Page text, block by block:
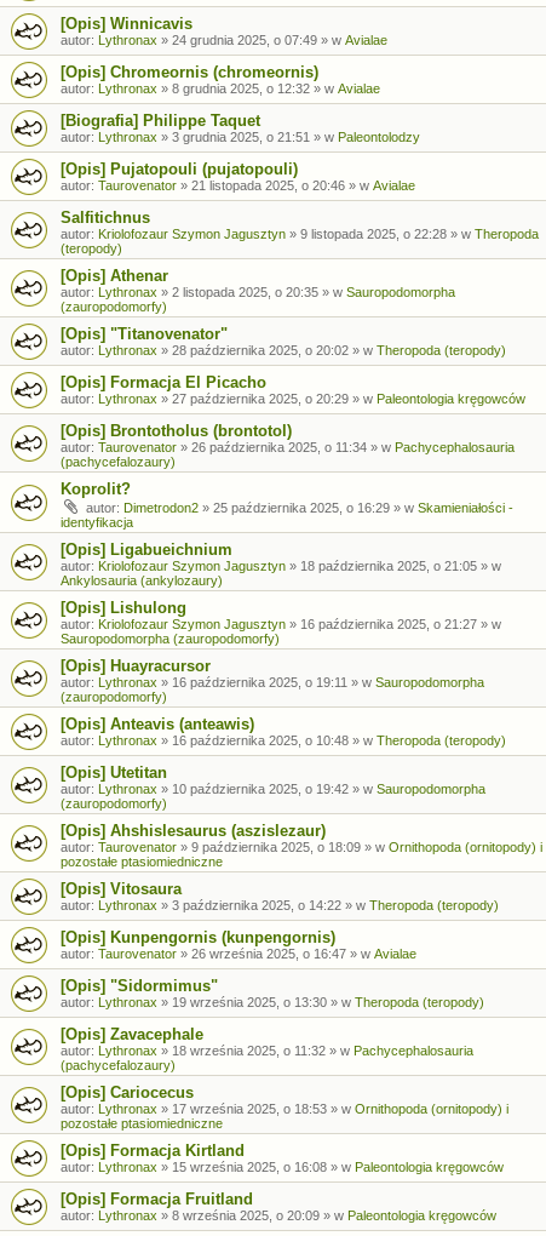
[Opis] Winnicavis
autor: Lythronax » 24 grudnia 2025, o 07:49 » w Avialae
[Opis] Chromeornis (chromeornis)
autor: Lythronax » 8 grudnia 2025, o 12:32 » w Avialae
[Biografia] Philippe Taquet
autor: Lythronax » 3 grudnia 2025, o 21:51 » w Paleontolodzy
[Opis] Pujatopouli (pujatopouli)
autor: Taurovenator » 21 listopada 2025, o 20:46 » w Avialae
Salfitichnus
autor: Kriolofozaur Szymon Jagusztyn » 9 listopada 2025, o 22:28 » w Theropoda
(teropody)
[Opis] Athenar
autor: Lythronax » 2 listopada 2025, o 20:35 » w Sauropodomorpha
(zauropodomorfy)
[Opis] "Titanovenator"
autor: Lythronax » 28 października 2025, o 20:02 » w Theropoda (teropody)
[Opis] Formacja El Picacho
autor: Lythronax » 27 października 2025, o 20:29 » w Paleontologia kręgowców
[Opis] Brontotholus (brontotol)
autor: Taurovenator » 26 października 2025, o 11:34 » w Pachycephalosauria
(pachycefalozaury)
Koprolit?
autor: Dimetrodon2 » 25 października 2025, o 16:29 » w Skamieniałości -
identyfikacja
[Opis] Ligabueichnium
autor: Kriolofozaur Szymon Jagusztyn » 18 października 2025, o 21:05 » w
Ankylosauria (ankylozaury)
[Opis] Lishulong
autor: Kriolofozaur Szymon Jagusztyn » 16 października 2025, o 21:27 » w
Sauropodomorpha (zauropodomorfy)
[Opis] Huayracursor
autor: Lythronax » 16 października 2025, o 19:11 » w Sauropodomorpha
(zauropodomorfy)
[Opis] Anteavis (anteawis)
autor: Lythronax » 16 października 2025, o 10:48 » w Theropoda (teropody)
[Opis] Utetitan
autor: Lythronax » 10 października 2025, o 19:42 » w Sauropodomorpha
(zauropodomorfy)
[Opis] Ahshislesaurus (aszislezaur)
autor: Taurovenator » 9 października 2025, o 18:09 » w Ornithopoda (ornitopody) i
pozostałe ptasiomiedniczne
[Opis] Vitosaura
autor: Lythronax » 3 października 2025, o 14:22 » w Theropoda (teropody)
[Opis] Kunpengornis (kunpengornis)
autor: Taurovenator » 26 września 2025, o 16:47 » w Avialae
[Opis] "Sidormimus"
autor: Lythronax » 19 września 2025, o 13:30 » w Theropoda (teropody)
[Opis] Zavacephale
autor: Lythronax » 18 września 2025, o 11:32 » w Pachycephalosauria
(pachycefalozaury)
[Opis] Cariocecus
autor: Lythronax » 17 września 2025, o 18:53 » w Ornithopoda (ornitopody) i
pozostałe ptasiomiedniczne
[Opis] Formacja Kirtland
autor: Lythronax » 15 września 2025, o 16:08 » w Paleontologia kręgowców
[Opis] Formacja Fruitland
autor: Lythronax » 8 września 2025, o 20:09 » w Paleontologia kręgowców